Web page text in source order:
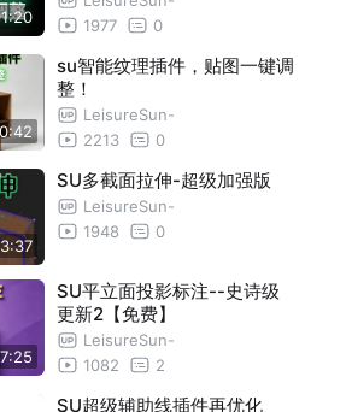
标注--优化更新3【免费
1.4.6更新讲解【免费
03:26
标注--优化更新4【免费
更新讲解
件1.2.1更新讲解 06:35
1.8.0功能讲解
1977
0
su智能纹理插件，贴图一键调
整！
LeisureSun-
2213
0
SU多截面拉伸-超级加强版
LeisureSun-
1948
0
SU平立面投影标注--史诗级
更新2【免费】
LeisureSun-
1082
2
SU超级辅助线插件再优化